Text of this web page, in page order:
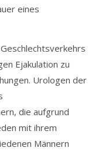
eines
Ejakulation zu
Urologen der
die aufgrund
mit ihrem
Männern